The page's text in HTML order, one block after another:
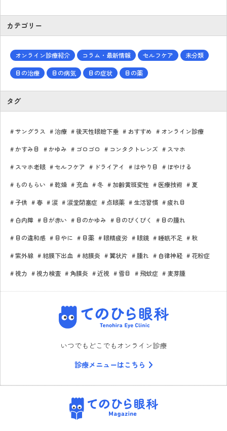
カテゴリー
オンライン診療紹介 コラム・最新情報 セルフケア 未分類
目の治療 目の病気 目の症状 目の薬
タグ
サングラス 治療 後天性眼瞼下垂 おすすめ オンライン診療
かすみ目 かゆみ ゴロゴロ コンタクトレンズ スマホ
スマホ老眼 セルフケア ドライアイ はやり目 ぼやける
ものもらい 乾燥 充血 冬 加齢黄斑変性 医療技術 夏
子供 春 涙 涙堂閉塞症 点眼薬 生活習慣 疲れ目
白内障 目が赤い 目のかゆみ 目のぴくぴく 目の腫れ
目の違和感 目やに 目薬 眼精疲労 眼鏡 睡眠不足 秋
紫外線 結膜下出血 結膜炎 翼状片 腫れ 自律神経 花粉症
視力 視力検査 角膜炎 近視 雪目 飛蚊症 麦芽腫
てのひら眼科
いつでもどこでもオンライン診療
診療メニューはこちら
てのひら眼科